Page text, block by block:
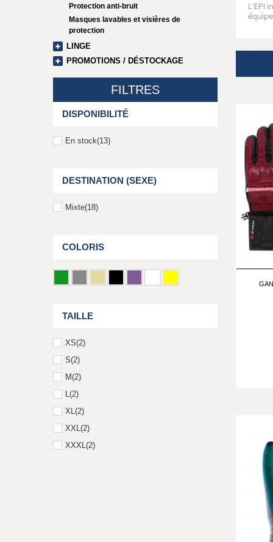
Protection anti-bruit
Masques lavables et visières de
protection
LINGE
PROMOTIONS / DÉSTOCKAGE
FILTRES
DISPONIBILITÉ
En stock(13)
DESTINATION (SEXE)
Mixte(18)
COLORIS
TAILLE
XS(2)
S(2)
M(2)
L(2)
XL(2)
XXL(2)
XXXL(2)
L'EPI